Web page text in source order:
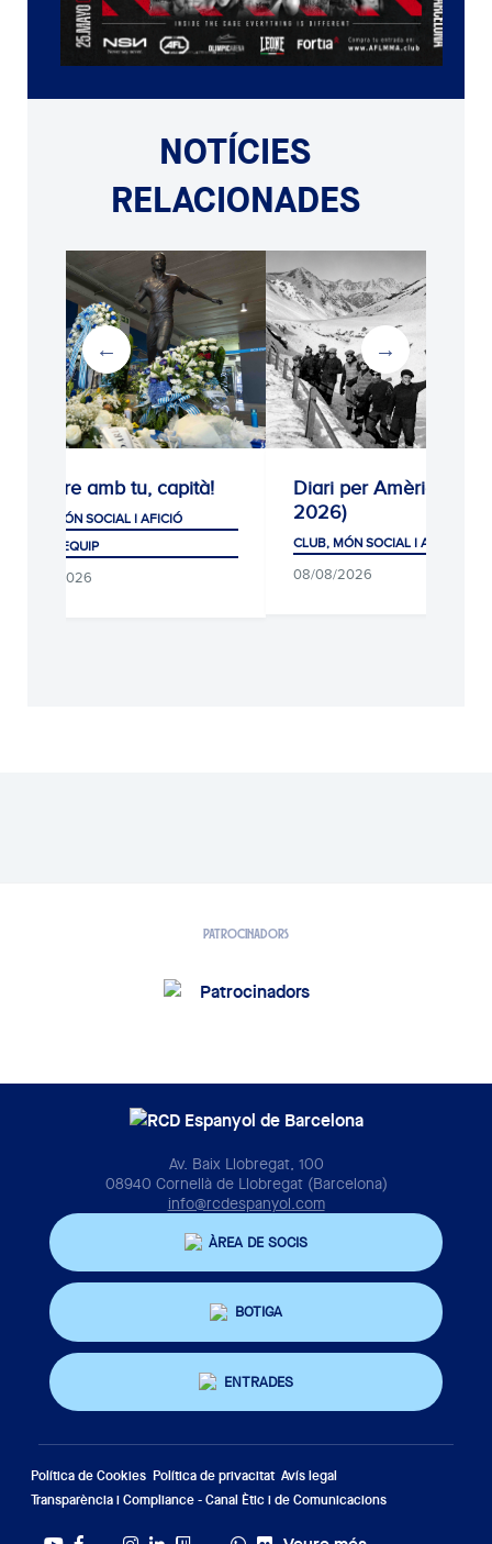
NOTÍCIES
RELACIONADES
Sempre amb tu, capità!
CLUB, MÓN SOCIAL I AFICIÓ
PRIMER EQUIP
08/08/2026
Diari per Amèrica
2026)
CLUB, MÓN SOCIAL I AFICIÓ
08/08/2026
PATROCINADORS
Av. Baix Llobregat, 100
08940 Cornellà de Llobregat (Barcelona)
info@rcdespanyol.com
ÀREA DE SOCIS
BOTIGA
ENTRADES
Política de Cookies Política de privacitat Avís legal
Transparència i Compliance - Canal Ètic i de Comunicacions